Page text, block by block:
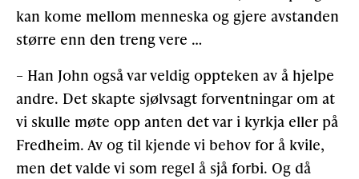
kan kome mellom menneska og gjere avstanden
større enn den treng vere …
– Han John også var veldig oppteken av å hjelpe
andre. Det skapte sjølvsagt forventningar om at
vi skulle møte opp anten det var i kyrkja eller på
Fredheim. Av og til kjende vi behov for å kvile,
men det valde vi som regel å sjå forbi. Og då